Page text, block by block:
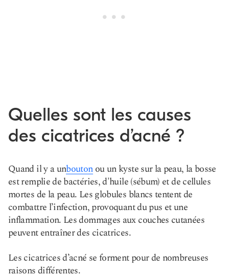
Quelles sont les causes
des cicatrices d’acné ?
Quand il y a unboutonou un kyste sur la peau, la bosse
est remplie de bactéries, d'huile (sébum) et de cellules
mortes de la peau. Les globules blancs tentent de
combattre l’infection, provoquant du pus et une
inflammation. Les dommages aux couches cutanées
peuvent entraîner des cicatrices.
Les cicatrices d’acné se forment pour de nombreuses
raisons différentes.